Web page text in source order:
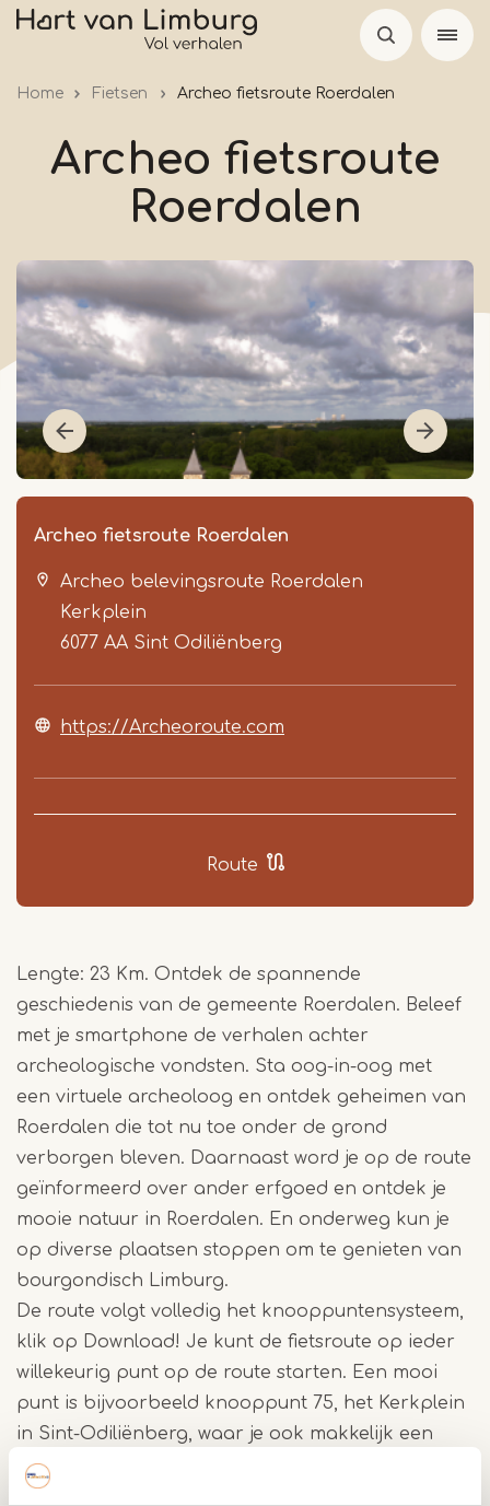
Overslaan
inhoud
Home Fietsen Archeo fietsroute Roerdalen
Archeo fietsroute
Roerdalen
Archeo fietsroute Roerdalen
Archeo belevingsroute Roerdalen
Kerkplein
6077 AA Sint Odiliënberg
https://Archeoroute.com
Route
Item
Lengte: 23 Km. Ontdek de spannende
geschiedenis van de gemeente Roerdalen. Beleef
met je smartphone de verhalen achter
archeologische vondsten. Sta oog-in-oog met
een virtuele archeoloog en ontdek geheimen van
Roerdalen die tot nu toe onder de grond
verborgen bleven. Daarnaast word je op de route
geïnformeerd over ander erfgoed en ontdek je
mooie natuur in Roerdalen. En onderweg kun je
op diverse plaatsen stoppen om te genieten van
bourgondisch Limburg.
De route volgt volledig het knooppuntensysteem,
klik op Download! Je kunt de fietsroute op ieder
willekeurig punt op de route starten. Een mooi
punt is bijvoorbeeld knooppunt 75, het Kerkplein
in Sint-Odiliënberg, waar je ook makkelijk een
auto kunt parkeren.